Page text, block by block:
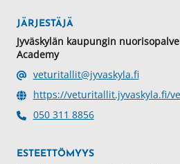
JÄRJESTÄJÄ
Jyväskylän kaupungin
Academy
veturitallit@jyvaskyla.fi
https://veturitallit.jyvaskyla.fi/
050 311 8856
ESTEETTÖMYYS